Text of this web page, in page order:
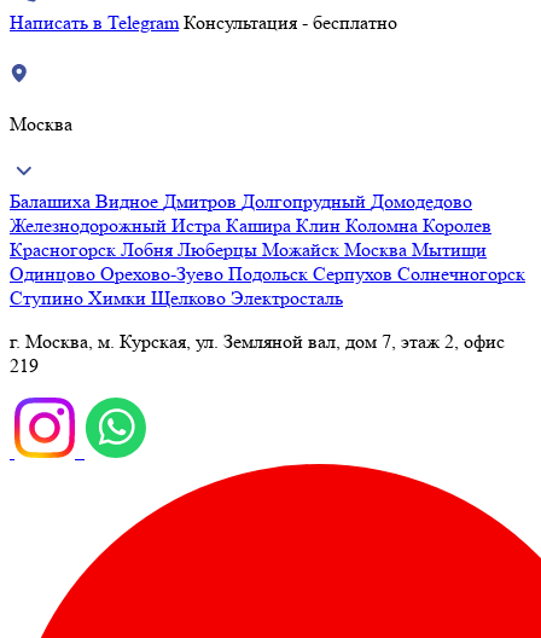
Написать в Telegram Консультация - бесплатно
Москва
Балашиха Видное Дмитров Долгопрудный Домодедово
Железнодорожный Истра Кашира Клин Коломна Королев
Красногорск Лобня Люберцы Можайск Москва Мытищи
Одинцово Орехово-Зуево Подольск Серпухов Солнечногорск
Ступино Химки Щелково Электросталь
г. Москва, м. Курская, ул. Земляной вал, дом 7, этаж 2, офис
219